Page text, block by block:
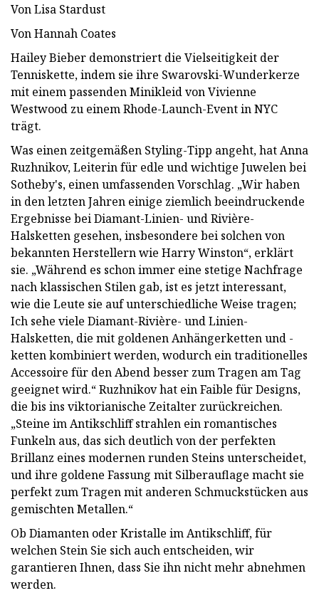
Von Lisa Stardust
Von Hannah Coates
Hailey Bieber demonstriert die Vielseitigkeit der
Tenniskette, indem sie ihre Swarovski-Wunderkerze
mit einem passenden Minikleid von Vivienne
Westwood zu einem Rhode-Launch-Event in NYC
trägt.
Was einen zeitgemäßen Styling-Tipp angeht, hat Anna
Ruzhnikov, Leiterin für edle und wichtige Juwelen bei
Sotheby's, einen umfassenden Vorschlag. „Wir haben
in den letzten Jahren einige ziemlich beeindruckende
Ergebnisse bei Diamant-Linien- und Rivière-
Halsketten gesehen, insbesondere bei solchen von
bekannten Herstellern wie Harry Winston“, erklärt
sie. „Während es schon immer eine stetige Nachfrage
nach klassischen Stilen gab, ist es jetzt interessant,
wie die Leute sie auf unterschiedliche Weise tragen;
Ich sehe viele Diamant-Rivière- und Linien-
Halsketten, die mit goldenen Anhängerketten und -
ketten kombiniert werden, wodurch ein traditionelles
Accessoire für den Abend besser zum Tragen am Tag
geeignet wird.“ Ruzhnikov hat ein Faible für Designs,
die bis ins viktorianische Zeitalter zurückreichen.
„Steine ​​im Antikschliff strahlen ein romantisches
Funkeln aus, das sich deutlich von der perfekten
Brillanz eines modernen runden Steins unterscheidet,
und ihre goldene Fassung mit Silberauflage macht sie
perfekt zum Tragen mit anderen Schmuckstücken aus
gemischten Metallen.“
Ob Diamanten oder Kristalle im Antikschliff, für
welchen Stein Sie sich auch entscheiden, wir
garantieren Ihnen, dass Sie ihn nicht mehr abnehmen
werden.